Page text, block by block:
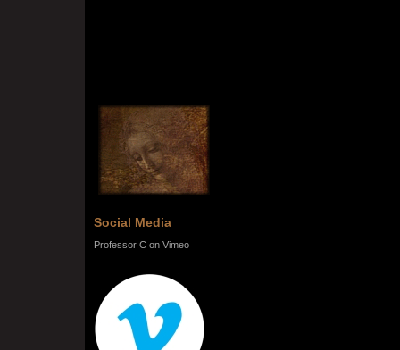
Social Media
Professor C on Vimeo